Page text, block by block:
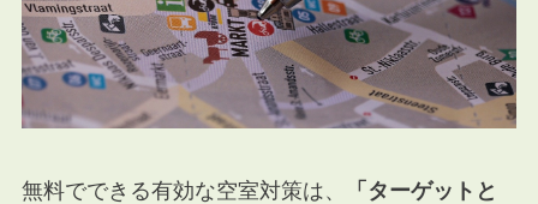
無料でできる有効な空室対策は、
「ターゲットと